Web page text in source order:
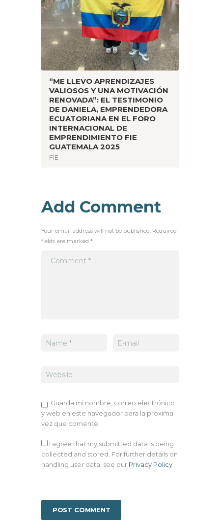
“ME LLEVO APRENDIZAJES
VALIOSOS Y UNA MOTIVACIÓN
RENOVADA”: EL TESTIMONIO
DE DANIELA, EMPRENDEDORA
ECUATORIANA EN EL FORO
INTERNACIONAL DE
EMPRENDIMIENTO FIE
GUATEMALA 2025
FIE
Add Comment
Your email address will not be published. Required
fields are marked *
Guarda mi nombre, correo electrónico
y web en este navegador para la próxima
vez que comente.
I agree that my submitted data is being
collected and stored. For further details on
handling user data, see our Privacy Policy